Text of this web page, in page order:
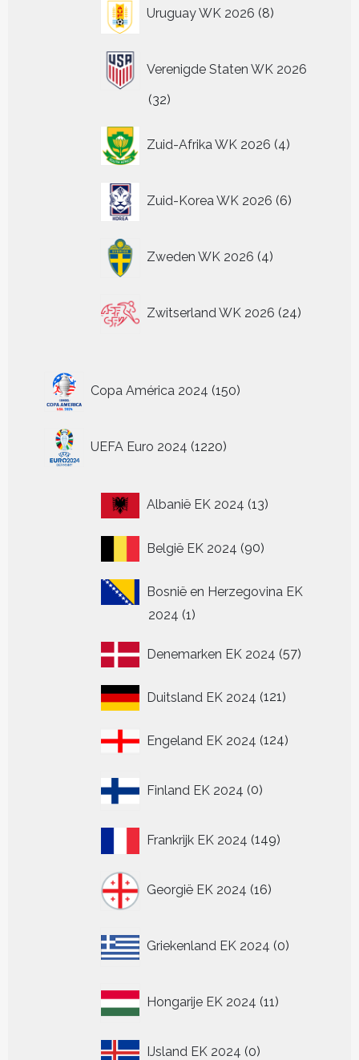
Uruguay WK 2026 8
producten
Verenigde Staten WK 2026
3232
Zuid-Afrika WK 2026 4
producten
Zuid-Korea WK 2026 6
producten
Zweden WK 2026 4
producten
Zwitserland WK 2026 24
producten
Copa América 2024 150
producten
UEFA Euro 2024 1220
producten
Albanië EK 2024 1313
België EK 2024 9090
Bosnië en Herzegovina EK
2024 11
Denemarken EK 2024 5757
Duitsland EK 2024 121121
Engeland EK 2024 124124
Finland EK 2024 0
producten
Frankrijk EK 2024 149149
Georgië EK 2024 16
producten
Griekenland EK 2024 0
producten
Hongarije EK 2024 11
producten
IJsland EK 2024 00